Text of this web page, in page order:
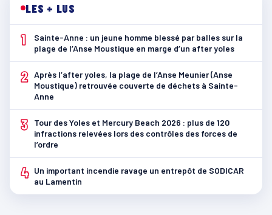
LES + LUS
1
Sainte-Anne : un jeune homme blessé par balles sur la
plage de l’Anse Moustique en marge d’un after yoles
2 Après l’after yoles, la plage de l’Anse Meunier (Anse
Moustique) retrouvée couverte de déchets à Sainte-
Anne
3
Tour des Yoles et Mercury Beach 2026 : plus de 120
infractions relevées lors des contrôles des forces de
l’ordre
4 Un important incendie ravage un entrepôt de SODICAR
au Lamentin